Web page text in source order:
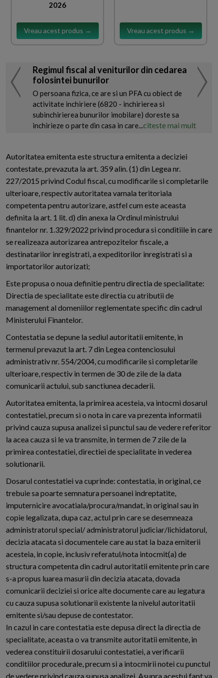
2026
Vreau acest produs → Vreau acest produs →
Regimul fiscal al veniturilor din cedarea
folosintei bunurilor
O persoana fizica, ce are si un PFA cu obiect de
activitate inchiriere (6820 - inchirierea si
subinchirierea bunurilor imobilare) doreste sa
inchirieze o parte din casa in care...citeste mai mult
Autoritatea emitenta este structura emitenta a deciziei
contestate, prevazuta la art. 359 alin. (1) din Legea nr.
227/2015 privind Codul fiscal, cu modificarile si completarile
ulterioare, respectiv autoritatea vamala teritoriala
competenta pentru autorizare, astfel cum este aceasta
definita la art. 1 lit. d) din anexa la Ordinul ministrului
finantelor nr. 1.329/2022 privind procedura si conditiile in care
se realizeaza autorizarea antrepozitelor fiscale, a
destinatarilor inregistrati, a expeditorilor inregistrati si a
importatorilor autorizati;
Este propusa o noua definitie pentru directia de specialitate:
Directia de specialitate este directia cu atributii de
management al domeniilor reglementate specific din cadrul
Ministerului Finantelor.
Contestatia se depune la sediul autoritatii emitente, in
termenul prevazut la art. 7 din Legea contenciosului
administrativ nr. 554/2004, cu modificarile si completarile
ulterioare, respectiv in termen de 30 de zile de la data
comunicarii actului, sub sanctiunea decaderii.
Autoritatea emitenta, la primirea acesteia, va intocmi dosarul
contestatiei, precum si o nota in care va prezenta informatii
privind cauza supusa analizei si punctul sau de vedere referitor
la acea cauza si le va transmite, in termen de 7 zile de la
primirea contestatiei, directiei de specialitate in vederea
solutionarii.
Dosarul contestatiei va cuprinde: contestatia, in original, ce
trebuie sa poarte semnatura persoanei indreptatite,
imputernicire avocatiala/procura/mandat, in original sau in
copie legalizata, dupa caz, actul prin care se desemneaza
administratorul special/ administratorul judiciar/lichidatorul,
decizia atacata si documentele care au stat la baza emiterii
acesteia, in copie, inclusiv referatul/nota intocmit(a) de
structura competenta din cadrul autoritatii emitente prin care
s-a propus luarea masurii din decizia atacata, dovada
comunicarii deciziei si orice alte documente care au legatura
cu cauza supusa solutionarii existente la nivelul autoritatii
emitente si/sau depuse de contestator.
In cazul in care contestatia este depusa direct la directia de
specialitate, aceasta o va transmite autoritatii emitente, in
vederea constituirii dosarului contestatiei, a verificarii
conditiilor procedurale, precum si a intocmirii notei cu punctul
de vedere privind cauza supusa analizei. Asupra acestui fapt va